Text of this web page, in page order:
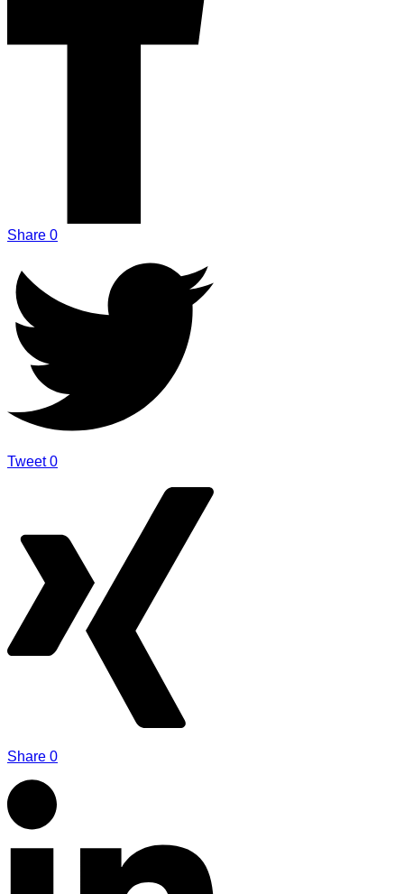
Share 0
Tweet 0
Share 0